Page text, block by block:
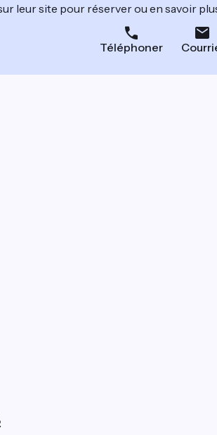
leur site pour réserver ou en savoir
Téléphoner